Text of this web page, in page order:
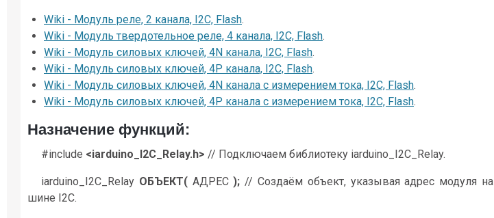
Wiki - Модуль реле, 2 канала, I2C, Flash.
Wiki - Модуль твердотельное реле, 4 канала, I2C, Flash.
Wiki - Модуль силовых ключей, 4N канала, I2C, Flash.
Wiki - Модуль силовых ключей, 4P канала, I2C, Flash.
Wiki - Модуль силовых ключей, 4N канала с измерением тока, I2C, Flash.
Wiki - Модуль силовых ключей, 4P канала с измерением тока, I2C, Flash.
Назначение функций:
#include <iarduino_I2C_Relay.h> // Подключаем библиотеку iarduino_I2C_Relay.
iarduino_I2C_Relay ОБЪЕКТ(АДРЕС ); // Создаём объект, указывая адрес модуля на
шине I2C.